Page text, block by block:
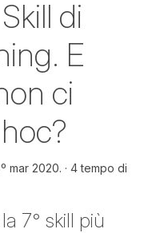
di
E
ci
mar 2020.
4 tempo di
7° skill più